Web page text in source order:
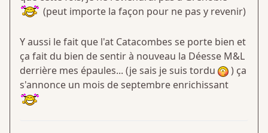
(peut importe la façon pour ne pas y revenir)
Y aussi le fait que l'at Catacombes se porte bien et
ça fait du bien de sentir à nouveau la Déesse M&L
derrière mes épaules... (je sais je suis tordu
) ça
s'annonce un mois de septembre enrichissant